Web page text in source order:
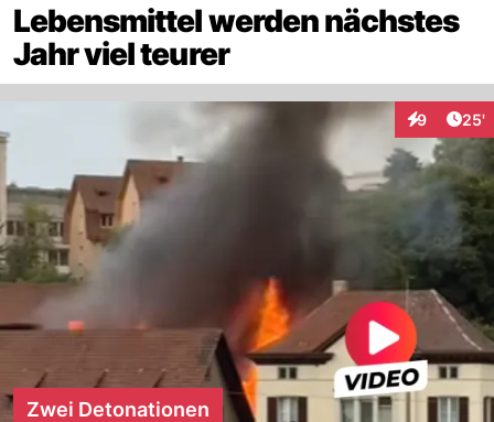
Lebensmittel werden nächstes
Jahr viel teurer
9 25'
Zwei Detonationen